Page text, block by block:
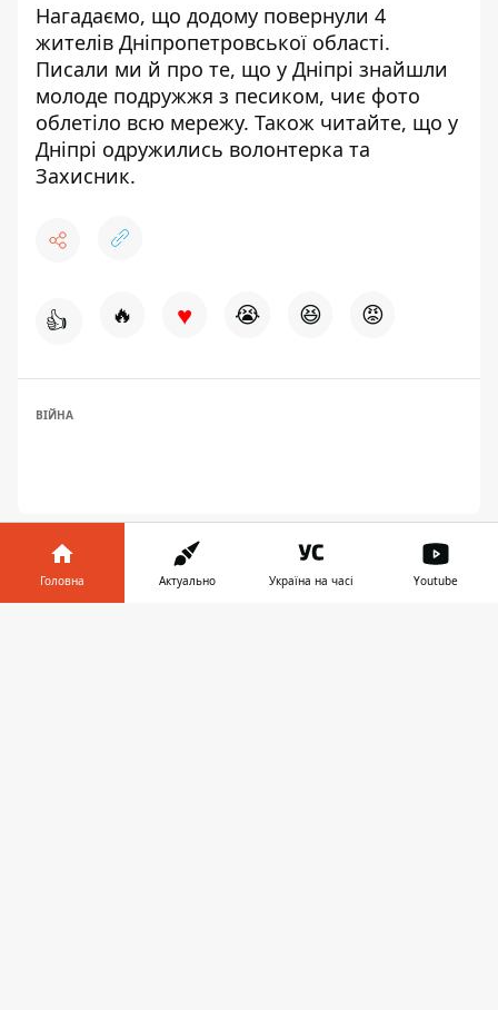
Нагадаємо, що додому повернули 4
жителів Дніпропетровської області.
Писали ми й про те, що у Дніпрі знайшли
молоде подружжя з песиком, чиє фото
облетіло всю мережу. Також читайте, що у
Дніпрі одружились волонтерка та
Захисник.
👍 🔥 ♥ 😭 😆 😡
ВІЙНА
Головна Актуально Україна на часі Youtube